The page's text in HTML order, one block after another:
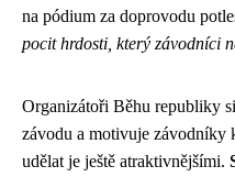
na pódium za doprovodu
pocit hrdosti, který závodníci
Organizátoři Běhu republiky
závodu a motivuje závodníky
udělat je ještě atraktivnějšími.